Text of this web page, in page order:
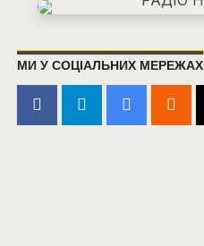
МИ У СОЦІАЛЬНИХ МЕРЕЖАХ